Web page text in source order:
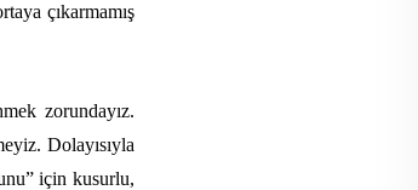
çıkarmamış
zorundayız.
Dolayısıyla
için kusurlu,